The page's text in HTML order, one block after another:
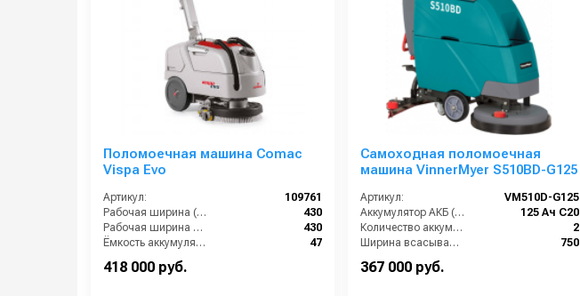
Поломоечная машина Comac
Vispa Evo
Артикул:
109761
Рабочая ширина (мм):
430
Рабочая ширина щеток (мм):
430
Ёмкость аккумуляторов (Ач):
47
Габариты (ДхШхВ):
418 000 руб.
Самоходная поломоечная
машина VinnerMyer S510BD-G125
Артикул:
VM510D-G125
Аккумулятор АКБ (В/А·ч):
125 Ач С20
Количество аккумуляторов (шт):
2
Ширина всасывающей балки (мм):
750
367 000 руб.